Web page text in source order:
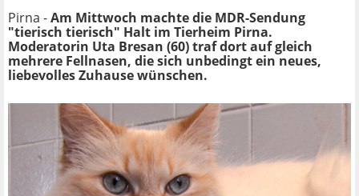
Pirna -Am Mittwoch machte die MDR-Sendung
"tierisch tierisch" Halt im Tierheim Pirna.
Moderatorin Uta Bresan (60) traf dort auf gleich
mehrere Fellnasen, die sich unbedingt ein neues,
liebevolles Zuhause wünschen.